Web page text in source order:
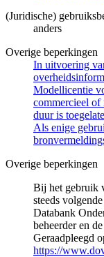
(Juridische)
anders
Overige beperkingen
In uitvoering
Modellicentie
commercieel of
duur is
Als enige
Overige beperkingen
Bij het gebruik
steeds
Databank
beheerder en
Geraadpleegd
https://